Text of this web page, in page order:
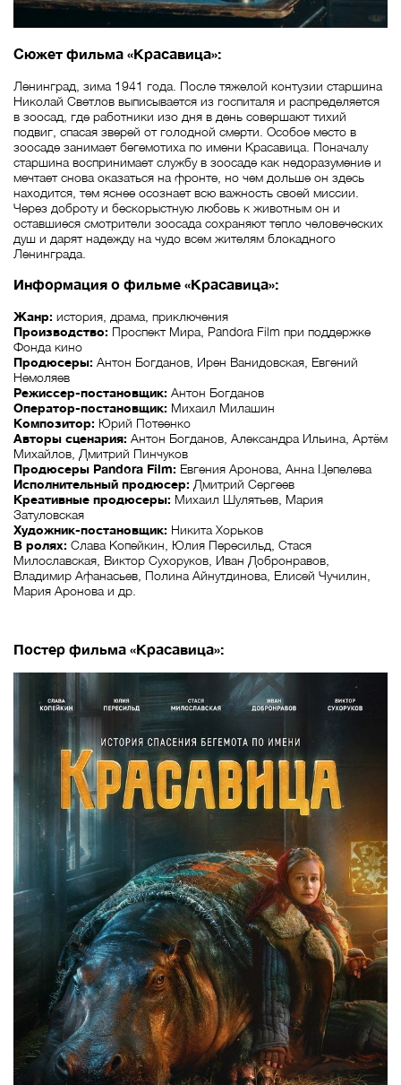
Сюжет фильма «Красавица»:
Ленинград, зима 1941 года. После тяжелой контузии старшина
Николай Светлов выписывается из госпиталя и распределяется
в зоосад, где работники изо дня в день совершают тихий
подвиг, спасая зверей от голодной смерти. Особое место в
зоосаде занимает бегемотиха по имени Красавица. Поначалу
старшина воспринимает службу в зоосаде как недоразумение и
мечтает снова оказаться на фронте, но чем дольше он здесь
находится, тем яснее осознает всю важность своей миссии.
Через доброту и бескорыстную любовь к животным он и
оставшиеся смотрители зоосада сохраняют тепло человеческих
душ и дарят надежду на чудо всем жителям блокадного
Ленинграда.
Информация о фильме «Красавица»:
Жанр: история, драма, приключения
Производство: Проспект Мира, Pandora Film при поддержке
Фонда кино
Продюсеры: Антон Богданов, Ирен Ванидовская, Евгений
Немоляев
Режиссер-постановщик: Антон Богданов
Оператор-постановщик: Михаил Милашин
Композитор: Юрий Потеенко
Авторы сценария: Антон Богданов, Александра Ильина, Артём
Михайлов, Дмитрий Пинчуков
Продюсеры Pandora Film: Евгения Аронова, Анна Цепелева
Исполнительный продюсер: Дмитрий Сергеев
Креативные продюсеры: Михаил Шулятьев, Мария
Затуловская
Художник-постановщик: Никита Хорьков
В ролях: Слава Копейкин, Юлия Пересильд, Стася
Милославская, Виктор Сухоруков, Иван Добронравов,
Владимир Афанасьев, Полина Айнутдинова, Елисей Чучилин,
Мария Аронова и др.
Постер фильма «Красавица»: